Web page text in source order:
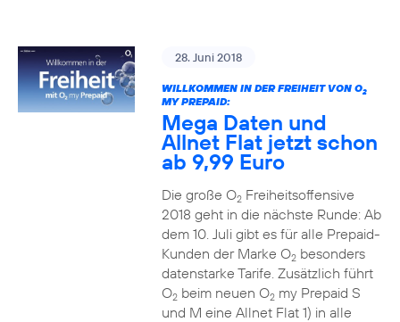
28. Juni 2018
WILLKOMMEN IN DER FREIHEIT VON O2
MY PREPAID:
Mega Daten und
Allnet Flat jetzt schon
ab 9,99 Euro
Die große O2Freiheitsoffensive
2018 geht in die nächste Runde: Ab
dem 10. Juli gibt es für alle Prepaid-
Kunden der Marke O2besonders
datenstarke Tarife. Zusätzlich führt
O2beim neuen O2my Prepaid S
und M eine Allnet Flat 1) in alle